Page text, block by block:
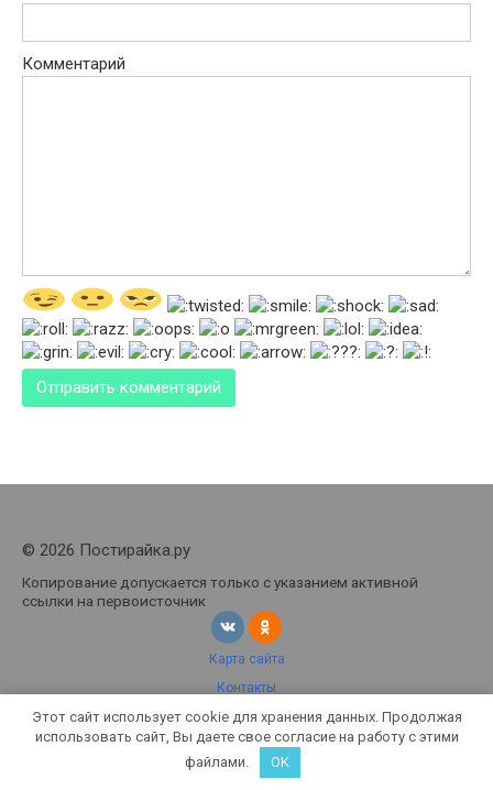
Комментарий
© 2026 Постирайка.ру
Копирование допускается только с указанием активной
ссылки на первоисточник
Карта сайта
Контакты
Политика конфиденциальности
Этот сайт использует cookie для хранения данных. Продолжая
использовать сайт, Вы даете свое согласие на работу с этими
файлами.
OK